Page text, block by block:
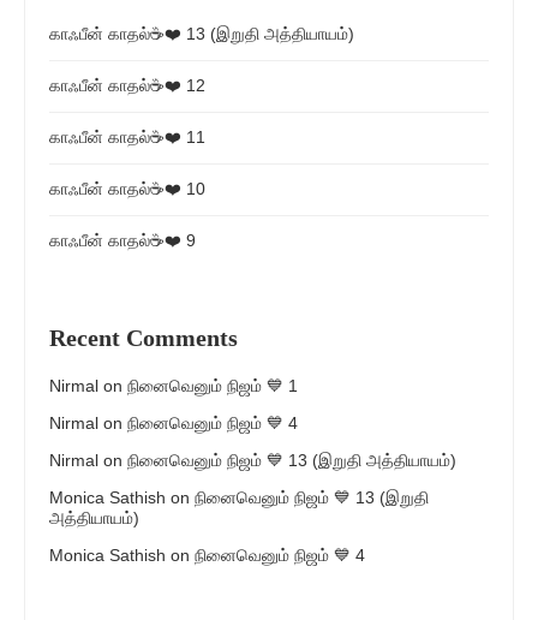
காஃபீன் காதல்☕❤️ 13 (இறுதி அத்தியாயம்)
காஃபீன் காதல்☕❤️ 12
காஃபீன் காதல்☕❤️ 11
காஃபீன் காதல்☕❤️ 10
காஃபீன் காதல்☕❤️ 9
Recent Comments
Nirmal on நினைவெனும் நிஜம் 💙 1
Nirmal on நினைவெனும் நிஜம் 💙 4
Nirmal on நினைவெனும் நிஜம் 💙 13 (இறுதி அத்தியாயம்)
Monica Sathish on நினைவெனும் நிஜம் 💙 13 (இறுதி
அத்தியாயம்)
Monica Sathish on நினைவெனும் நிஜம் 💙 4